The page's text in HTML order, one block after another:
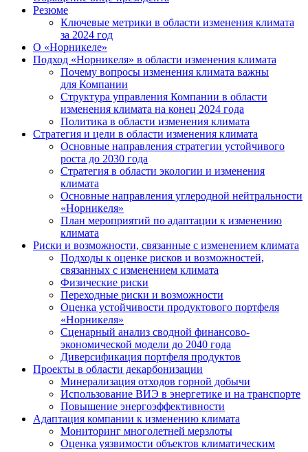
Резюме
Ключевые метрики в области изменения климата
за 2024 год
О «Норникеле»
Подход «Норникеля» в области изменения климата
Почему вопросы изменения климата важны
для Компании
Структура управления Компании в области
изменения климата на конец 2024 года
Политика в области изменения климата
Стратегия и цели в области изменения климата
Основные направления стратегии устойчивого
роста до 2030 года
Стратегия в области экологии и изменения
климата
Основные направления углеродной нейтральности
«Норникеля»
План мероприятий по адаптации к изменению
климата
Риски и возможности, связанные с изменением климата
Подходы к оценке рисков и возможностей,
связанных с изменением климата
Физические риски
Переходные риски и возможности
Оценка устойчивости продуктового портфеля
«Норникеля»
Сценарный анализ сводной финансово-
экономической модели до 2040 года
Диверсификация портфеля продуктов
Проекты в области декарбонизации
Минерализация отходов горной добычи
Использование ВИЭ в энергетике и на транспорте
Повышение энергоэффективности
Адаптация компании к изменению климата
Мониторинг многолетней мерзлоты
Оценка уязвимости объектов климатическим